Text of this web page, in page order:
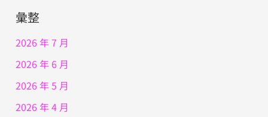
彙整
2026 年 7 月
2026 年 6 月
2026 年 5 月
2026 年 4 月